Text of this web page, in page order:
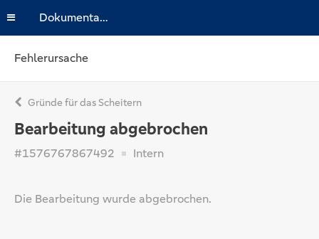
Dokumentation
Fehlerursache
Gründe für das Scheitern
Bearbeitung abgebrochen
#1576767867492 Intern
Die Bearbeitung wurde abgebrochen.